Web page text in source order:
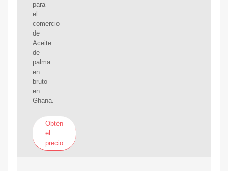
para
el
comercio
de
Aceite
de
palma
en
bruto
en
Ghana.
Obtén
el
precio